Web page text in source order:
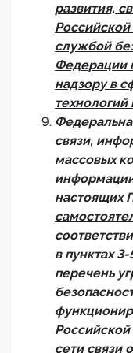
развития,
службой
Федерации
надзору в
связи,
массовых
настоящих
в пунктах
перечень
сети связи